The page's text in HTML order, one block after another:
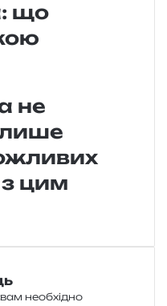
що
не
лише
цим
необхідно